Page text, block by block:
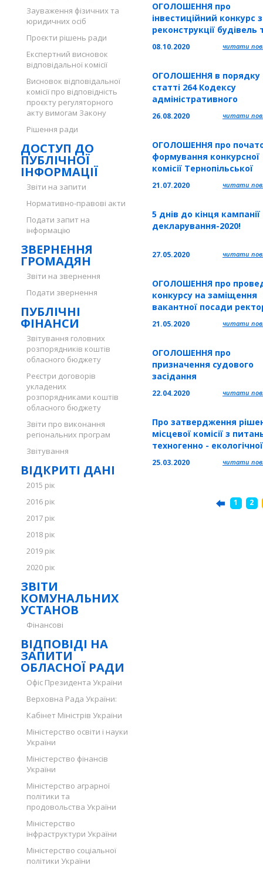
Зауваження фізичних та
юридичних осіб
Проєкти рішень ради
Експертний висновок
відповідальної комісії
Висновок відповідальної
комісії про відповідність
проєкту регуляторного
акту вимогам Закону
Рішення ради
ДОСТУП ДО
ПУБЛІЧНОЇ
ІНФОРМАЦІЇ
Звіти на запити
Нормативно-правові акти
Подати запит на
інформацію
ЗВЕРНЕННЯ
ГРОМАДЯН
Звіти на звернення
Подати звернення
ПУБЛІЧНІ
ФІНАНСИ
Звітування головних
розпорядників коштів
обласного бюджету
Реєстри договорів
укладених
розпорядниками коштів
обласного бюджету
Звіти про виконання
регіональних програм
Звітування
ВІДКРИТІ ДАНІ
2015 рік
2016 рік
2017 рік
2018 рік
2019 рік
2020 рік
ЗВІТИ
КОМУНАЛЬНИХ
УСТАНОВ
Фінансові
ВІДПОВІДІ НА
ЗАПИТИ
ОБЛАСНОЇ РАДИ
Офіс Президента України
Верховна Рада України:
Кабінет Міністрів України
Міністерство освіти і науки
України
Міністерство фінансів
України
Міністерство аграрної
політики та
продовольства України
Міністерство
інфраструктури України
Міністерство соціальної
політики України
громад сіл, селищ, міст
Тернопільської області
ОГОЛОШЕННЯ про
інвестиційний конкурс з
реконструкції будівель
споруд, які
балансі управління з
комплексу
обласної ради за
Тернопіль, проспект
С. будинок 81.
08.10.2020 читати
ОГОЛОШЕННЯ в порядку
статті 264 Кодексу
адміністративного
судочинства України
26.08.2020 читати
ОГОЛОШЕННЯ про
формування конкурсної
комісії Тернопільської
обласної ради з
конкурсу на заміщення
генерального
(головного лікаря)
некомерційного
лікарсько-фі
21.07.2020 читати
5 днів до кінця кампанії
декларування-2020!
27.05.2020 читати
ОГОЛОШЕННЯ про
конкурсу на заміщення
вакантної посади
Кременецької обласної
гуманітарно-
21.05.2020 читати
ОГОЛОШЕННЯ про
призначення судового
засідання
22.04.2020 читати
Про затвердження
місцевої комісії з
техногенно - екологічної
безпеки та
ситуацій при
поширенню на території
25.03.2020 читати
1 2